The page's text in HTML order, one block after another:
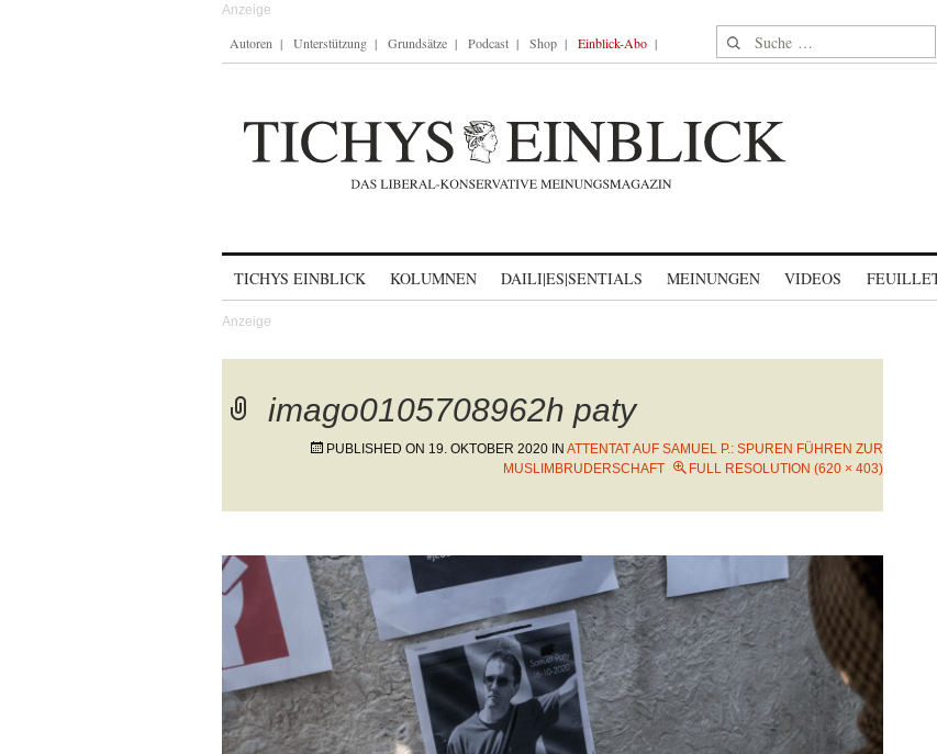
Autoren Unterstützung Grundsätze Podcast Shop Einblick-Abo Suche nach:
TICHYS EINBLICK KOLUMNEN DAILI|ES|SENTIALS MEINUNGEN VIDEOS
imago0105708962h paty
PUBLISHED ON 19. OKTOBER 2020 IN ATTENTAT AUF SAMUEL P.: SPUREN FÜHREN ZUR
MUSLIMBRUDERSCHAFT
FULL RESOLUTION (620 × 403)